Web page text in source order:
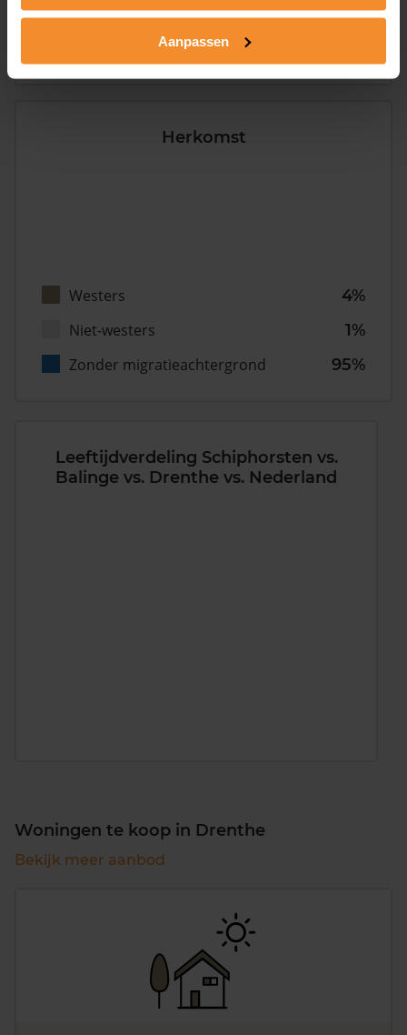
Aanpassen
Stel (geen kinderen)
40%
Gezin (met kinderen)
Herkomst
Westers
4%
Niet-westers
1%
Zonder migratieachtergrond
95%
Leeftijdverdeling Schiphorsten vs.
Balinge vs. Drenthe vs. Nederland
Woningen te koop in Drenthe
Bekijk meer aanbod